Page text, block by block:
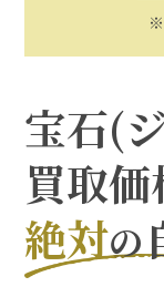
※
宝石(
買取
絶対の